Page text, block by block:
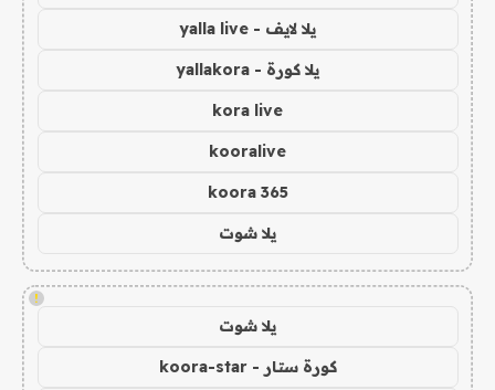
يلا لايف - yalla live
يلا كورة - yallakora
kora live
kooralive
koora 365
يلا شوت
!
يلا شوت
كورة ستار - koora-star